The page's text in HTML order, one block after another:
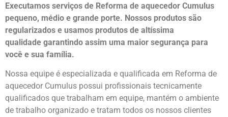
Executamos serviços de Reforma de aquecedor Cumulus
pequeno, médio e grande porte. Nossos produtos são
regularizados e usamos produtos de altíssima
qualidade garantindo assim uma maior segurança para
você e sua família.
Nossa equipe é especializada e qualificada em Reforma de
aquecedor Cumulus possui profissionais tecnicamente
qualificados que trabalham em equipe, mantém o ambiente
de trabalho organizado e tratam todos os nossos clientes